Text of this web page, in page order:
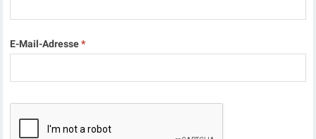
E-Mail-Adresse*